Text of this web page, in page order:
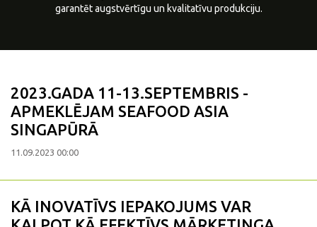
garantēt augstvērtīgu un kvalitatīvu produkciju.
2023.GADA 11-13.SEPTEMBRIS -
APMEKLĒJAM SEAFOOD ASIA
SINGAPŪRĀ
11.09.2023 00:00
KĀ INOVATĪVS IEPAKOJUMS VAR